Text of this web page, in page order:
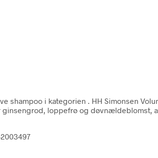
shampoo i kategorien
. HH Simonsen
loppefrø og døvnældeblomst,